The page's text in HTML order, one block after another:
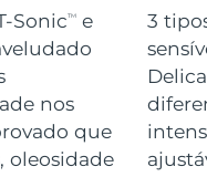
SonicTM
e
nos
que
oleosidade
3
essentialsGel
prevista12/08/2026
prevista 08/08/2026
prevista11/08/2026